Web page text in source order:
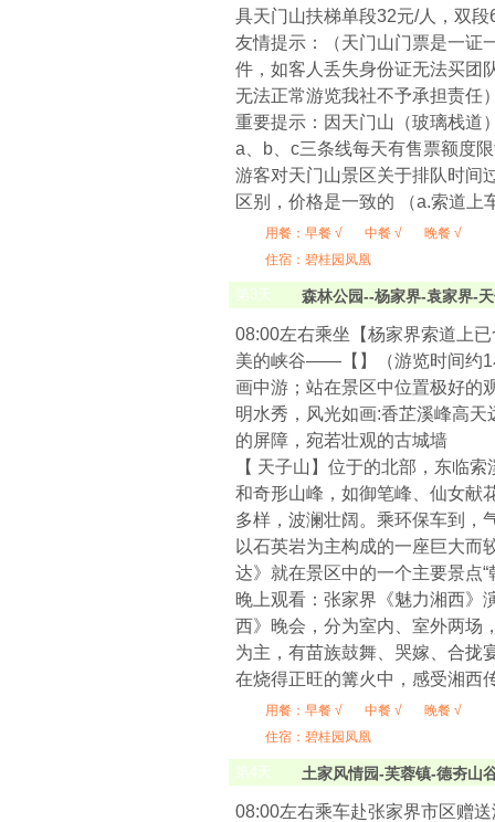
具天门山扶梯单段32元/人，双
友情提示：（天门山门票是一证
件，如客人丢失身份证无法买团
无法正常游览我社不予承担责任
重要提示：因天门山（玻璃栈道
a、b、c三条线每天有售票额度
游客对天门山景区关于排队时间
区别，价格是一致的 （a.索道上
用餐： 早餐 √ 中餐 √
晚餐 √
住宿：碧桂园凤凰
第3天 森林公园--杨家界-袁家界-
08:00左右乘坐【杨家界索道上
美的峡谷——【】（游览时间约1
画中游；站在景区中位置极好
明水秀，风光如画:香芷溪峰高
的屏障，宛若壮观的古城墙
【 天子山】位于的北部，东临
和奇形山峰，如御笔峰、仙女献
多样，波澜壮阔。乘环保车到，
以石英岩为主构成的一座巨大而
达》就在景区中的一个主要景点“
晚上观看：张家界《魅力湘西
西》晚会，分为室内、室外两场
为主，有苗族鼓舞、哭嫁、合拢
在烧得正旺的篝火中，感受湘西
用餐： 早餐 √ 中餐 √
晚餐 √
住宿：碧桂园凤凰
第4天 土家风情园-芙蓉镇-德夯山
08:00左右乘车赴张家界市区赠